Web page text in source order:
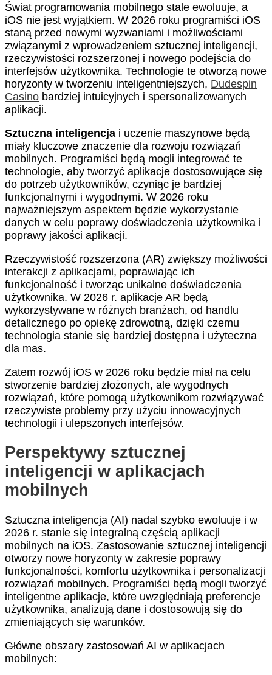
Świat programowania mobilnego stale ewoluuje, a
iOS nie jest wyjątkiem. W 2026 roku programiści iOS
staną przed nowymi wyzwaniami i możliwościami
związanymi z wprowadzeniem sztucznej inteligencji,
rzeczywistości rozszerzonej i nowego podejścia do
interfejsów użytkownika. Technologie te otworzą nowe
horyzonty w tworzeniu inteligentniejszych, Dudespin
Casino bardziej intuicyjnych i spersonalizowanych
aplikacji.
Sztuczna inteligencja i uczenie maszynowe będą
miały kluczowe znaczenie dla rozwoju rozwiązań
mobilnych. Programiści będą mogli integrować te
technologie, aby tworzyć aplikacje dostosowujące się
do potrzeb użytkowników, czyniąc je bardziej
funkcjonalnymi i wygodnymi. W 2026 roku
najważniejszym aspektem będzie wykorzystanie
danych w celu poprawy doświadczenia użytkownika i
poprawy jakości aplikacji.
Rzeczywistość rozszerzona (AR) zwiększy możliwości
interakcji z aplikacjami, poprawiając ich
funkcjonalność i tworząc unikalne doświadczenia
użytkownika. W 2026 r. aplikacje AR będą
wykorzystywane w różnych branżach, od handlu
detalicznego po opiekę zdrowotną, dzięki czemu
technologia stanie się bardziej dostępna i użyteczna
dla mas.
Zatem rozwój iOS w 2026 roku będzie miał na celu
stworzenie bardziej złożonych, ale wygodnych
rozwiązań, które pomogą użytkownikom rozwiązywać
rzeczywiste problemy przy użyciu innowacyjnych
technologii i ulepszonych interfejsów.
Perspektywy sztucznej
inteligencji w aplikacjach
mobilnych
Sztuczna inteligencja (AI) nadal szybko ewoluuje i w
2026 r. stanie się integralną częścią aplikacji
mobilnych na iOS. Zastosowanie sztucznej inteligencji
otworzy nowe horyzonty w zakresie poprawy
funkcjonalności, komfortu użytkownika i personalizacji
rozwiązań mobilnych. Programiści będą mogli tworzyć
inteligentne aplikacje, które uwzględniają preferencje
użytkownika, analizują dane i dostosowują się do
zmieniających się warunków.
Główne obszary zastosowań AI w aplikacjach
mobilnych: